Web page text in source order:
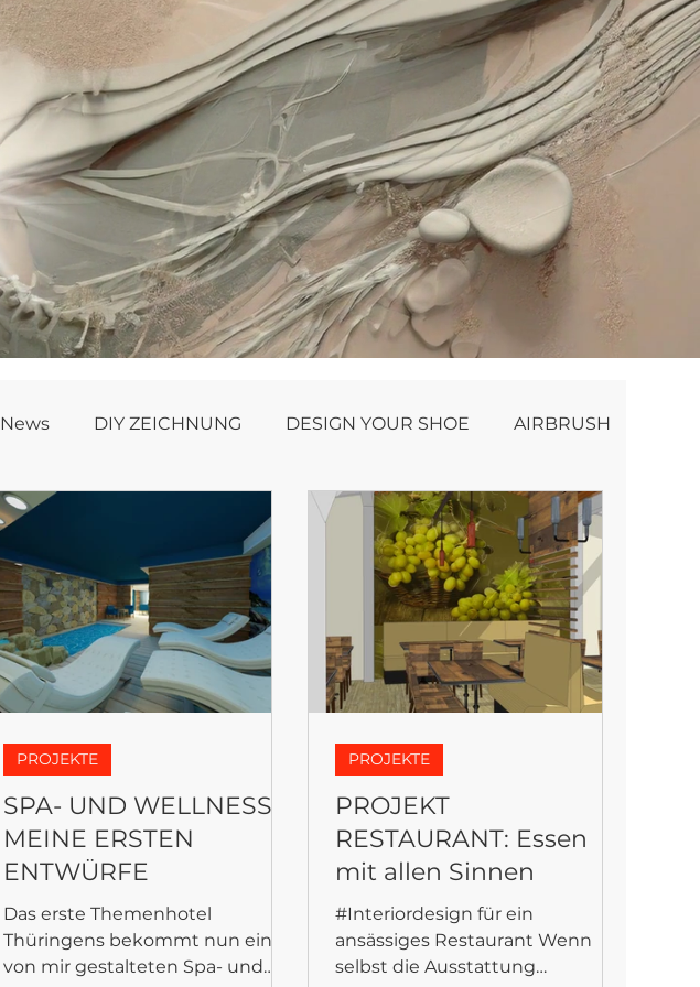
News DIY ZEICHNUNG DESIGN YOUR SHOE AIRBRUSH
SPA- UND WELLNESS.
MEINE ERSTEN
ENTWÜRFE
Das erste Themenhotel
Thüringens bekommt nun einen
von mir gestalteten Spa- und
PROJEKTE
PROJEKT
RESTAURANT: Essen
mit allen Sinnen
#Interiordesign für ein
ansässiges Restaurant Wenn
selbst die Ausstattung
PROJEKTE